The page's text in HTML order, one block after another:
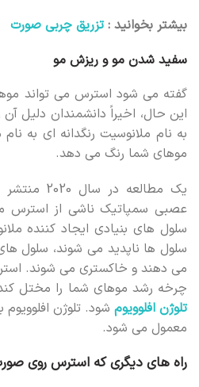
بیشتر بخوانید :تزریق چربی صورت
سفید شدن مو و ریزش مو
گفته می شود استرس می تواند
این حال، اخیراً دانشمندان دلیل
به نام ملانوسیت رنگدانه ای به
موهای شما رنگ می دهد.
یک مطالعه
عصبی سمپاتیک ناشی از استرس
سلول های بنیادی ایجاد کننده
سلول ها ناپدید می شوند، سلول
می دهند و خاکستری می شوند.
چرخه رشد موهای شما را مختل
تلوژن افلوویوم شود. تلوژن افلوویوم
معمول می شود.
راه های دیگری که استرس روی